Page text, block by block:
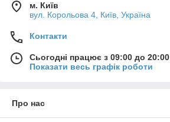
м. Київ
вул. Корольова 4, Київ, Україна
Контакти
Сьогодні працює з 09:00 до 20:00
Показати весь графік роботи
Про нас